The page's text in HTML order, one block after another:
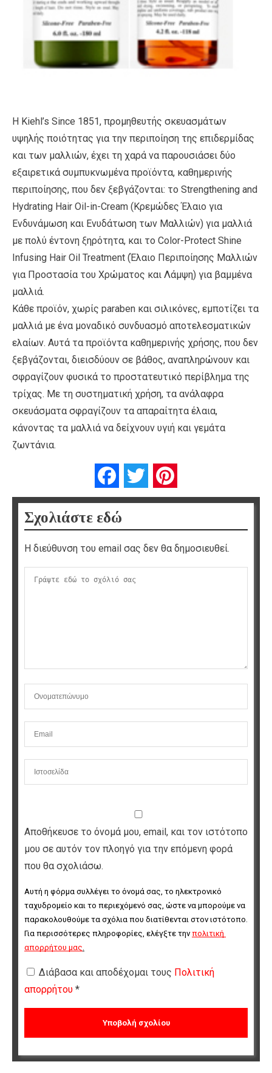
Η Kiehl’s Since 1851, προμηθευτής σκευασμάτων
υψηλής ποιότητας για την περιποίηση της επιδερμίδας
και των μαλλιών, έχει τη χαρά να παρουσιάσει δύο
εξαιρετικά συμπυκνωμένα προϊόντα, καθημερινής
περιποίησης, που δεν ξεβγάζονται: το Strengthening and
Hydrating Hair Oil-in-Cream (Κρεμώδες Έλαιο για
Ενδυνάμωση και Ενυδάτωση των Μαλλιών) για μαλλιά
με πολύ έντονη ξηρότητα, και το Color-Protect Shine
Infusing Hair Oil Treatment (Έλαιο Περιποίησης Μαλλιών
για Προστασία του Χρώματος και Λάμψη) για βαμμένα
μαλλιά.
Κάθε προϊόν, χωρίς paraben και σιλικόνες, εμποτίζει τα
μαλλιά με ένα μοναδικό συνδυασμό αποτελεσματικών
ελαίων. Αυτά τα προϊόντα καθημερινής χρήσης, που δεν
ξεβγάζονται, διεισδύουν σε βάθος, αναπληρώνουν και
σφραγίζουν φυσικά το προστατευτικό περίβλημα της
τρίχας. Με τη συστηματική χρήση, τα ανάλαφρα
σκευάσματα σφραγίζουν τα απαραίτητα έλαια,
κάνοντας τα μαλλιά να δείχνουν υγιή και γεμάτα
ζωντάνια.
FacebookTwitter
Σχολιάστε εδώ
Η διεύθυνση του email σας δεν θα δημοσιευθεί.
Αποθήκευσε το όνομά μου, email, και τον ιστότοπο
μου σε αυτόν τον πλοηγό για την επόμενη φορά
που θα σχολιάσω.
Αυτή η φόρμα συλλέγει το όνομά σας, το ηλεκτρονικό
ταχυδρομείο και το περιεχόμενό σας, ώστε να μπορούμε να
παρακολουθούμε τα σχόλια που διατίθενται στον ιστότοπο.
Για περισσότερες πληροφορίες, ελέγξτε την πολιτική
απορρήτου μας
Διάβασα και αποδέχομαι τους Πολιτική
απορρήτου *